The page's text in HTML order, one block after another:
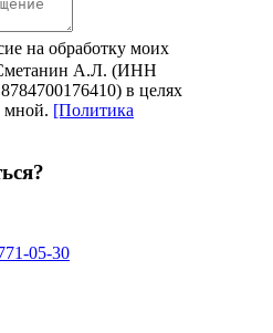
на обработку моих
А.Л. (ИНН
в целях
мной. [Политика
05-30